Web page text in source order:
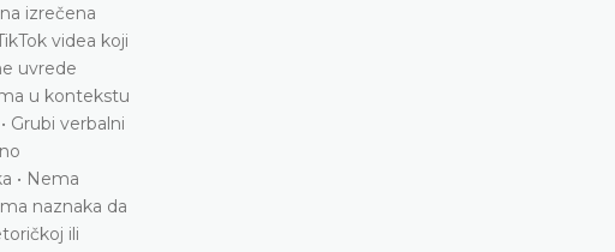
koji
da
Pravo podnosilaca predstavki na slobodu izražavanja nije
postići • Povreda člana 10. Evropske konvencije